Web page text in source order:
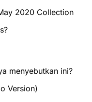
2020 Collection
menyebutkan ini?
Version)